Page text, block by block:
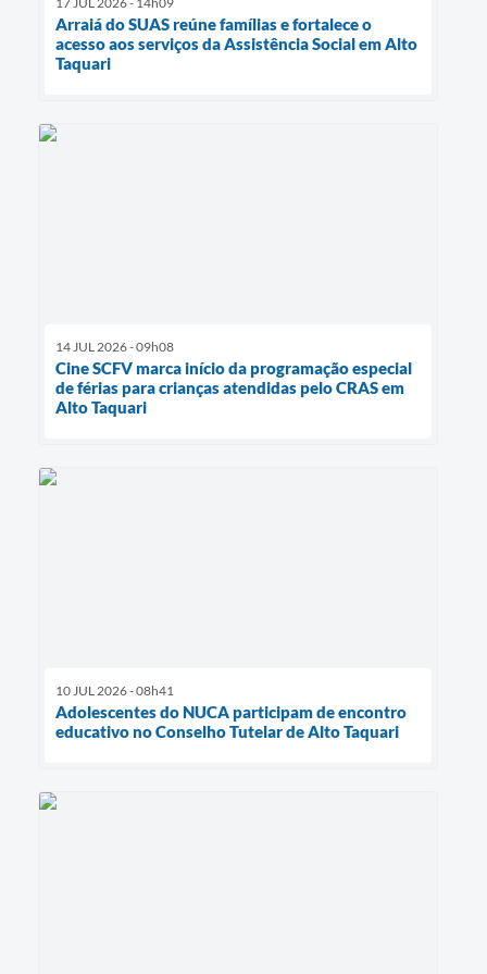
Arraiá do SUAS reúne famílias e fortalece o
acesso aos serviços da Assistência Social em Alto
Taquari
14 JUL 2026 - 09h08
Cine SCFV marca início da programação especial
de férias para crianças atendidas pelo CRAS em
Alto Taquari
10 JUL 2026 - 08h41
Adolescentes do NUCA participam de encontro
educativo no Conselho Tutelar de Alto Taquari